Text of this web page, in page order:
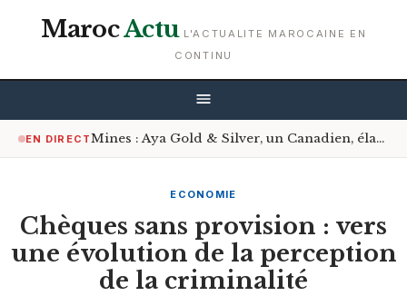
MarocActu L'ACTUALITE MAROCAINE EN
CONTINU
EN DIRECT Mines : Aya Gold & Silver, un Canadien, élargit son portefeuille avec trois nouveaux projets d’exploration au Maroc
ECONOMIE
Chèques sans provision : vers
une évolution de la perception
de la criminalité